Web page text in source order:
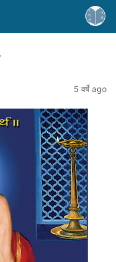
5 वर्षे ago